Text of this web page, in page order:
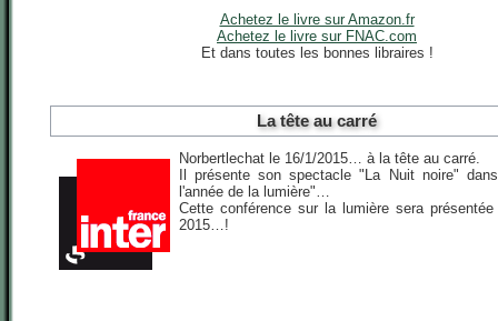
Achetez le livre sur Amazon.fr
Achetez le livre sur FNAC.com
Et dans toutes les bonnes libraires !
La tête au carré
Norbertlechat le 16/1/2015… à la tête au carré.
Il présente son spectacle "La Nuit noire"
l'année de la lumière"…
Cette conférence sur la lumière sera présentée
2015…!